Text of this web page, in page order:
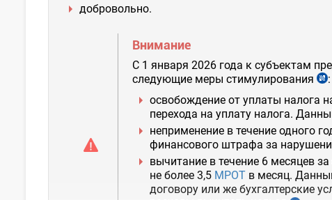
добровольно.
Внимание
С 1 января 2026 года к субъектам
следующие меры стимулирования
:
освобождение от уплаты налога
перехода на уплату налога.
неприменение в течение одного
финансового штрафа за
вычитание в течение 6 месяцев
не более 3,5 МРОТ в месяц.
договору или же бухгалтерские